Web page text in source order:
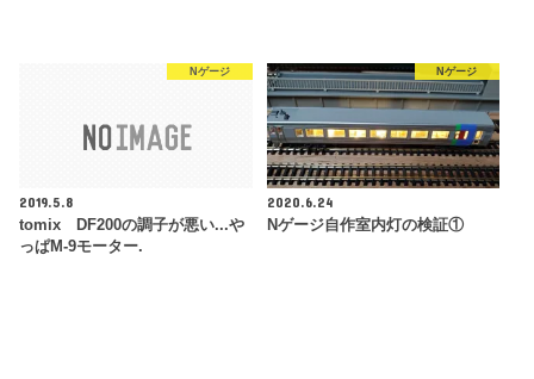
Nゲージ
2019.5.8
tomix DF200の調子が悪い...や
っぱM-9モーター.
Nゲージ
2020.6.24
Nゲージ自作室内灯の検証①